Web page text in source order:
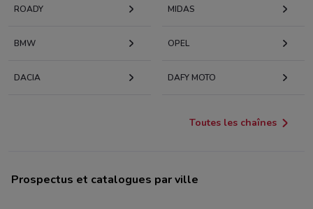
ROADY MIDAS
BMW OPEL
DACIA DAFY MOTO
Toutes les chaînes
Prospectus et catalogues par ville